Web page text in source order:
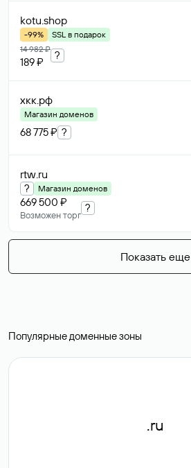
kotu.shop
-99%
SSL в подарок
14 982 ₽
189 ₽
?
хкк.рф
Магазин доменов
68 775 ₽ ?
rtw.ru
? Магазин доменов
669 500 ₽
Возможен торг
?
Показать еще
Популярные доменные зоны
.ru